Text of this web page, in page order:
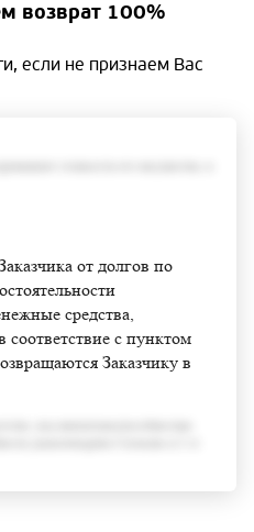
возврат 100%
если не признаем Вас
от долгов по
средства,
с пунктом
Заказчику в